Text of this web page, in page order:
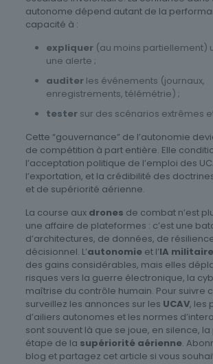
autonome dépend autant de la
capacité à :
expliquer(au moins partiellement)
une alerte ;
auditerles événements (journaux,
enregistrements, télémétrie) ;
testersur des scénarios extrêmes
Cette “gouvernance” de l’autonomie
de compétition à part entière. Elle
l’acceptation politique de l’emploi des
l’exportation, et la crédibilité des
et de supériorité aérienne.
La course aux drones de combat n’est
une affaire de plateformes : c’est une
d’architectures, de données, de
décisionnel. L’autonomieet l’IA militaire
des gains considérables, mais elles
risques vers la guerre électronique, la
maîtrise du contrôle humain. Pour suivre
surveillez les annonces sur les UCAV, les
d’ailiers autonomes et les normes
sont souvent là que se joue, en silence,
étape de la supériorité aérienne.
blog et partagez cet article si vous